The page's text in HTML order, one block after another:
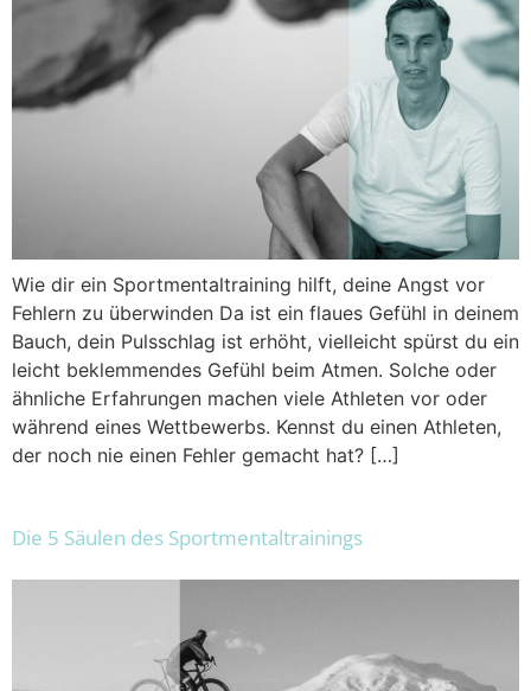
Wie dir ein Sportmentaltraining hilft, deine Angst vor
Fehlern zu überwinden Da ist ein flaues Gefühl in deinem
Bauch, dein Pulsschlag ist erhöht, vielleicht spürst du ein
leicht beklemmendes Gefühl beim Atmen. Solche oder
ähnliche Erfahrungen machen viele Athleten vor oder
während eines Wettbewerbs. Kennst du einen Athleten,
der noch nie einen Fehler gemacht hat? […]
Die 5 Säulen des Sportmentaltrainings